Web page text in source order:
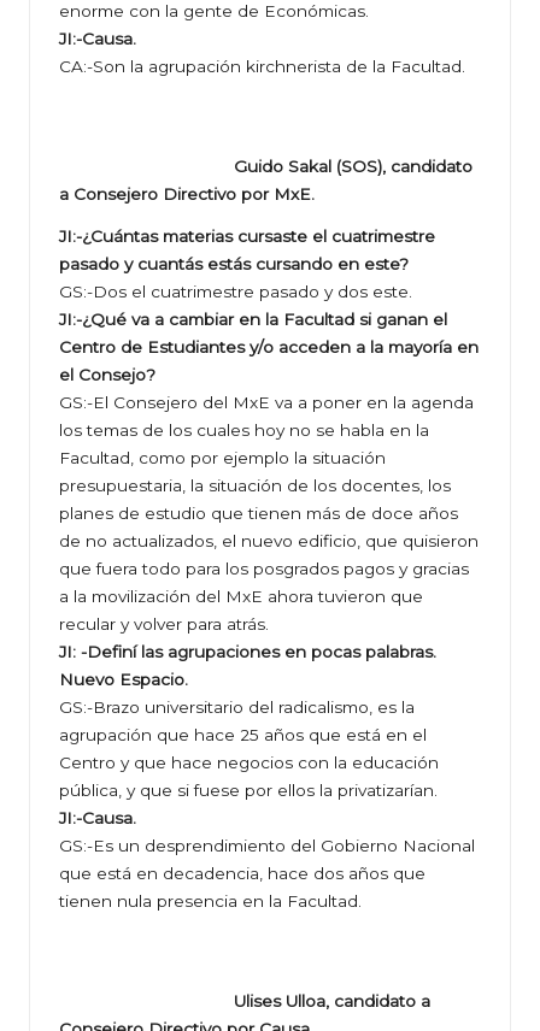
enorme con la gente de Económicas.
JI:-Causa.
CA:-Son la agrupación kirchnerista de la Facultad.
Guido Sakal (SOS), candidato
a Consejero Directivo por MxE.
JI:-¿Cuántas materias cursaste el cuatrimestre
pasado y cuantás estás cursando en este?
GS:-Dos el cuatrimestre pasado y dos este.
JI:-¿Qué va a cambiar en la Facultad si ganan el
Centro de Estudiantes y/o acceden a la mayoría en
el Consejo?
GS:-El Consejero del MxE va a poner en la agenda
los temas de los cuales hoy no se habla en la
Facultad, como por ejemplo la situación
presupuestaria, la situación de los docentes, los
planes de estudio que tienen más de doce años
de no actualizados, el nuevo edificio, que quisieron
que fuera todo para los posgrados pagos y gracias
a la movilización del MxE ahora tuvieron que
recular y volver para atrás.
JI: -Definí las agrupaciones en pocas palabras.
Nuevo Espacio.
GS:-Brazo universitario del radicalismo, es la
agrupación que hace 25 años que está en el
Centro y que hace negocios con la educación
pública, y que si fuese por ellos la privatizarían.
JI:-Causa.
GS:-Es un desprendimiento del Gobierno Nacional
que está en decadencia, hace dos años que
tienen nula presencia en la Facultad.
Ulises Ulloa, candidato a